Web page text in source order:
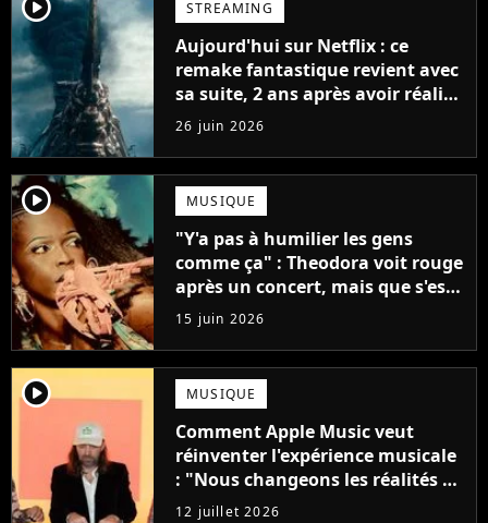
STREAMING
Aujourd'hui sur Netflix : ce
remake fantastique revient avec
sa suite, 2 ans après avoir réalisé
60 millions de vues et régné 6
semaines dans le Top 10
26 juin 2026
player2 MUSIQUE
"Y'a pas à humilier les gens
comme ça" : Theodora voit rouge
après un concert, mais que s'est-
il passé ?
15 juin 2026
player2 MUSIQUE
Comment Apple Music veut
réinventer l'expérience musicale
: "Nous changeons les réalités de
ce qui est possible"
12 juillet 2026